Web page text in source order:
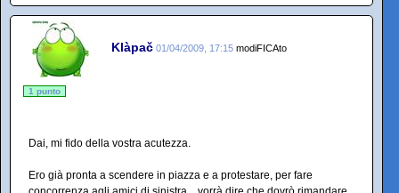
Klàpač 01/04/2009, 17:15 modiFICAto
1 punto
Dai, mi fido della vostra acutezza.
Ero già pronta a scendere in piazza e a protestare, per fare